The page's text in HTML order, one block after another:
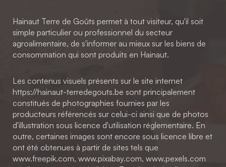
Hainaut Terre de Goûts permet à tout visiteur, qu'il soit
simple particulier ou professionnel du secteur
agroalimentaire, de s'informer au mieux sur les biens de
consommation qui sont produits en Hainaut.
Les contenus visuels présents sur le site internet
https://hainaut-terredegouts.be sont principalement
constitués de photographies fournies par les
producteurs référencés sur celui-ci ainsi que de photos
d'illustration sous licence d'utilisation réglementaire. En
outre, certaines images sont encore sous licence libre et
ont été obtenues à partir de sites tels que
www.freepik.com, www.pixabay.com, www.pexels.com